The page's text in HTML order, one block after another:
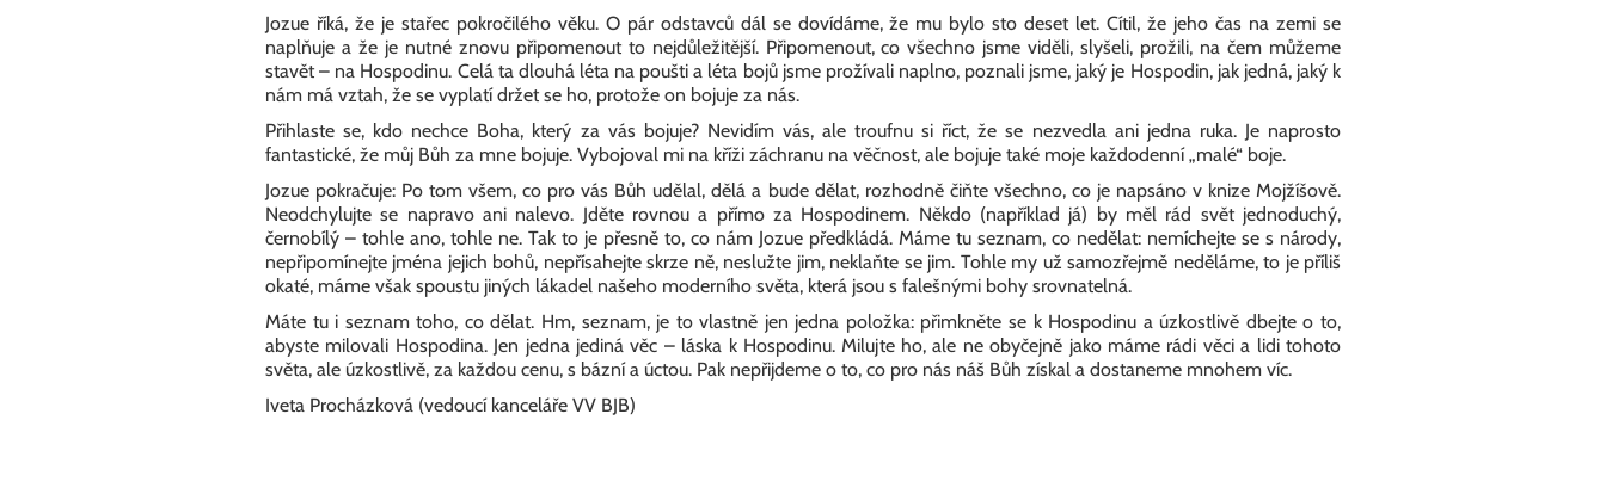
Jozue říká, že je stařec pokročilého věku. O pár odstavců dál se dovídáme, že mu bylo sto deset let. Cítil, že jeho čas na zemi se
naplňuje a že je nutné znovu připomenout to nejdůležitější. Připomenout, co všechno jsme viděli, slyšeli, prožili, na čem můžeme
stavět – na Hospodinu. Celá ta dlouhá léta na poušti a léta bojů jsme prožívali naplno, poznali jsme, jaký je Hospodin, jak jedná, jaký k
nám má vztah, že se vyplatí držet se ho, protože on bojuje za nás.
Přihlaste se, kdo nechce Boha, který za vás bojuje? Nevidím vás, ale troufnu si říct, že se nezvedla ani jedna ruka. Je naprosto
fantastické, že můj Bůh za mne bojuje. Vybojoval mi na kříži záchranu na věčnost, ale bojuje také moje každodenní „malé“ boje.
Jozue pokračuje: Po tom všem, co pro vás Bůh udělal, dělá a bude dělat, rozhodně čiňte všechno, co je napsáno v knize Mojžíšově.
Neodchylujte se napravo ani nalevo. Jděte rovnou a přímo za Hospodinem. Někdo (například já) by měl rád svět jednoduchý,
černobílý – tohle ano, tohle ne. Tak to je přesně to, co nám Jozue předkládá. Máme tu seznam, co nedělat: nemíchejte se s národy,
nepřipomínejte jména jejich bohů, nepřísahejte skrze ně, neslužte jim, neklaňte se jim. Tohle my už samozřejmě neděláme, to je příliš
okaté, máme však spoustu jiných lákadel našeho moderního světa, která jsou s falešnými bohy srovnatelná.
Máte tu i seznam toho, co dělat. Hm, seznam, je to vlastně jen jedna položka: přimkněte se k Hospodinu a úzkostlivě dbejte o to,
abyste milovali Hospodina. Jen jedna jediná věc – láska k Hospodinu. Milujte ho, ale ne obyčejně jako máme rádi věci a lidi tohoto
světa, ale úzkostlivě, za každou cenu, s bázní a úctou. Pak nepřijdeme o to, co pro nás náš Bůh získal a dostaneme mnohem víc.
Iveta Procházková (vedoucí kanceláře VV BJB)